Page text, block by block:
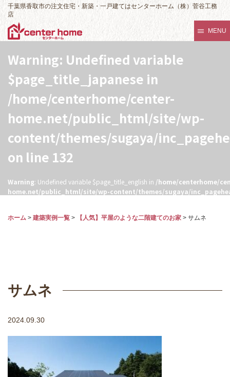
千葉県香取市の注文住宅・新築・一戸建てはセンターホーム（株）菅谷工務
店
MENU
Warning: Undefined variable
$page_title_japanese in
/home/centerhome/center-
home.net/public_html/site/wp-
content/themes/sugaya/
on line 132
Warning: Undefined variable $page_title_english in /home/centerhome/
home.net/public_html/site/wp-content/themes/sugaya/
ホーム > 建築実例一覧 > 【人気】平屋のような二階建てのお家 > サムネ
サムネ
2024.09.30